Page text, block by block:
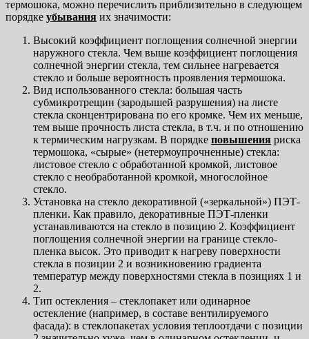
термошока, можно перечислить приблизительно в следующем
порядке убывания их значимости:
Высокий коэффициент поглощения солнечной энергии
наружного стекла. Чем выше коэффициент поглощения
солнечной энергии стекла, тем сильнее нагревается
стекло и больше вероятность проявления термошока.
Вид использованного стекла: большая часть
субмикротрещин (зародышей разрушения) на листе
стекла сконцентрирована по его кромке. Чем их меньше,
тем выше прочность листа стекла, в т.ч. и по отношению
к термическим нагрузкам. В порядке повышения риска
термошока, «сырые» (нетермоупрочненные) стекла:
листовое стекло с обработанной кромкой, листовое
стекло с необработанной кромкой, многослойное
стекло.
Установка на стекло декоративной («зеркальной») ПЭТ-
пленки. Как правило, декоративные ПЭТ-пленки
устанавливаются на стекло в позицию 2. Коэффициент
поглощения солнечной энергии на границе стекло-
пленка высок. Это приводит к нагреву поверхности
стекла в позиции 2 и возникновению градиента
температур между поверхностями стекла в позициях 1 и
2.
Тип остекления – стеклопакет или одинарное
остекление (например, в составе вентилируемого
фасада): в стеклопакетах условия теплоотдачи с позиции